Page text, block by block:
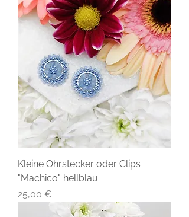
Kleine Ohrstecker oder Clips
"Machico" hellblau
Preis
25,00 €